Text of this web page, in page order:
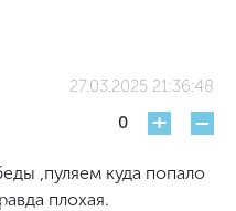
27.03.2025 21:36:48
0
+ -
,пуляем куда попало
плохая.